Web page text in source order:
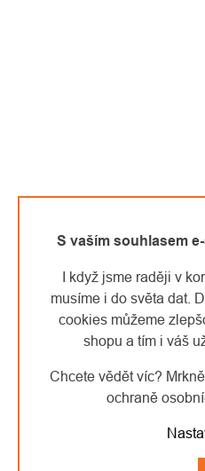
S vaším souhlasem
I když jsme raději v
musíme i do světa dat.
cookies můžeme
shopu a tím i váš
Chcete vědět víc?
ochraně